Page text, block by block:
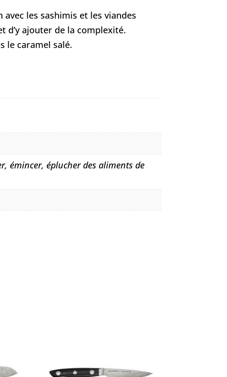
les sashimis et les viandes
d’y ajouter de la complexité.
le caramel salé.
émincer, éplucher des aliments de